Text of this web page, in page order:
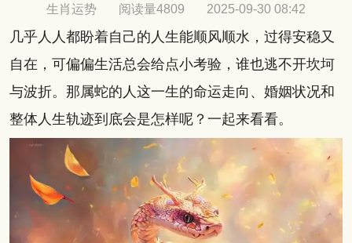
生肖运势 阅读量4809 2025-09-30 08:42
几乎人人都盼着自己的人生能顺风顺水，过得安稳又
自在，可偏偏生活总会给点小考验，谁也逃不开坎坷
与波折。那属蛇的人这一生的命运走向、婚姻状况和
整体人生轨迹到底会是怎样呢？一起来看看。